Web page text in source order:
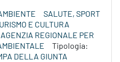
SALUTE, SPORT
E CULTURA
REGIONALE PER
Tipologia:
DELLA GIUNTA